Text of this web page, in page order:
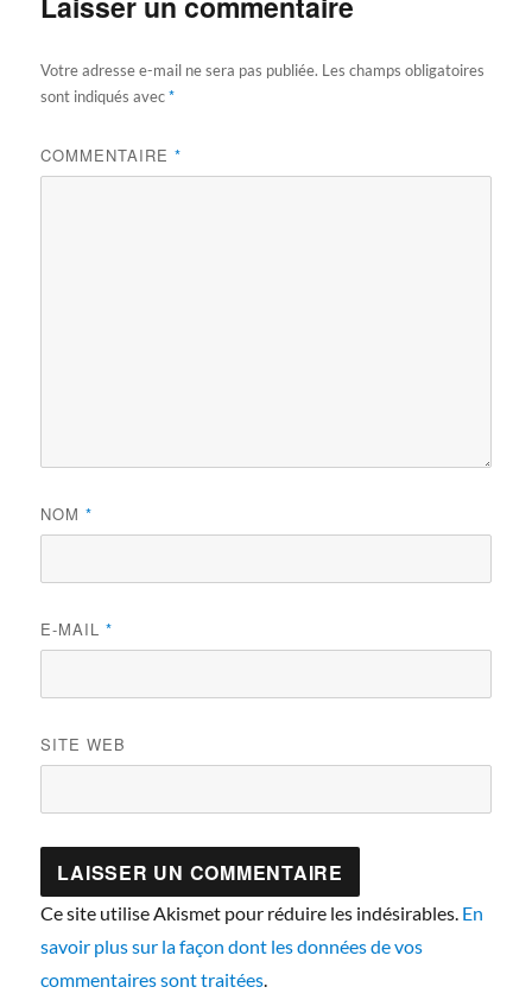
Votre adresse e-mail ne sera pas publiée. Les champs obligatoires
sont indiqués avec*
COMMENTAIRE*
NOM*
E-MAIL*
SITE WEB
Ce site utilise Akismet pour réduire les indésirables. En
savoir plus sur la façon dont les données de vos
commentaires sont traitées.